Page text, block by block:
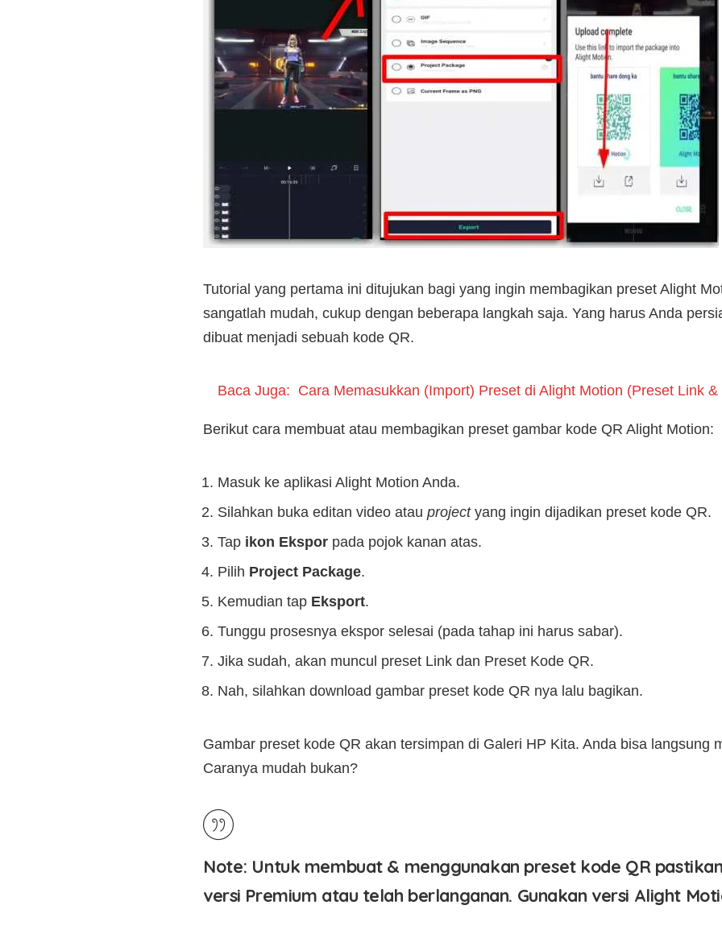
Tutorial yang pertama ini ditujukan bagi yang ingin membagikan preset Alight
sangatlah mudah, cukup dengan beberapa langkah saja. Yang harus Anda
dibuat menjadi sebuah kode QR.
Baca Juga: Cara Memasukkan (Import) Preset di Alight Motion (Preset Link &
Berikut cara membuat atau membagikan preset gambar kode QR Alight Motion:
Masuk ke aplikasi Alight Motion Anda.
Silahkan buka editan video atau projectyang ingin dijadikan preset kode QR.
Tap ikon Ekspor pada pojok kanan atas.
Pilih Project Package.
Kemudian tap Eksport.
Tunggu prosesnya ekspor selesai (pada tahap ini harus sabar).
Jika sudah, akan muncul preset Link dan Preset Kode QR.
Nah, silahkan download gambar preset kode QR nya lalu bagikan.
Gambar preset kode QR akan tersimpan di Galeri HP Kita. Anda bisa langsung
Caranya mudah bukan?
Note: Untuk membuat & menggunakan preset kode QR
versi Premium atau telah berlanganan. Gunakan versi Alight